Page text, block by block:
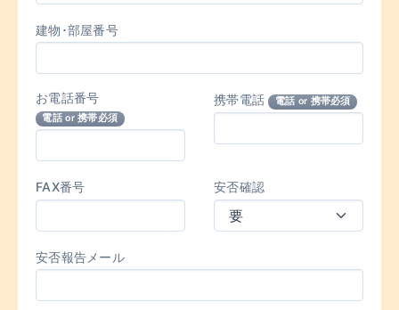
建物･部屋番号
お電話番号
電話 or 携帯必須
携帯電話 電話 or 携帯必須
FAX番号 安否確認
安否報告メール